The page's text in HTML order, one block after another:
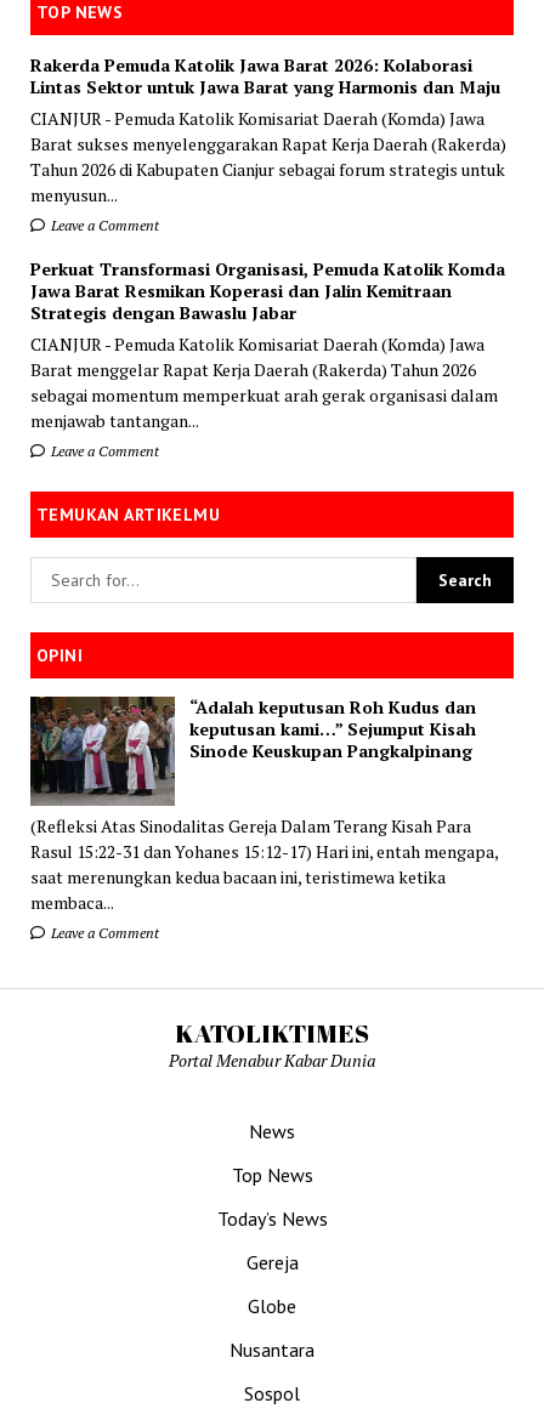
TOP NEWS
Rakerda Pemuda Katolik Jawa Barat 2026: Kolaborasi
Lintas Sektor untuk Jawa Barat yang Harmonis dan Maju
CIANJUR - Pemuda Katolik Komisariat Daerah (Komda) Jawa
Barat sukses menyelenggarakan Rapat Kerja Daerah (Rakerda)
Tahun 2026 di Kabupaten Cianjur sebagai forum strategis untuk
menyusun...
Leave a Comment
Perkuat Transformasi Organisasi, Pemuda Katolik Komda
Jawa Barat Resmikan Koperasi dan Jalin Kemitraan
Strategis dengan Bawaslu Jabar
CIANJUR - Pemuda Katolik Komisariat Daerah (Komda) Jawa
Barat menggelar Rapat Kerja Daerah (Rakerda) Tahun 2026
sebagai momentum memperkuat arah gerak organisasi dalam
menjawab tantangan...
Leave a Comment
TEMUKAN ARTIKELMU
OPINI
“Adalah keputusan Roh Kudus dan
keputusan kami…” Sejumput Kisah
Sinode Keuskupan Pangkalpinang
(Refleksi Atas Sinodalitas Gereja Dalam Terang Kisah Para
Rasul 15:22-31 dan Yohanes 15:12-17) Hari ini, entah mengapa,
saat merenungkan kedua bacaan ini, teristimewa ketika
membaca...
Leave a Comment
KATOLIKTIMES
Portal Menabur Kabar Dunia
News
Top News
Today’s News
Gereja
Globe
Nusantara
Sospol